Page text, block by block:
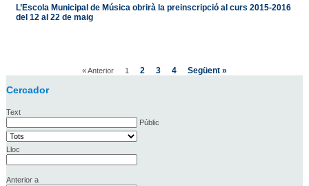
L’Escola Municipal de Música obrirà la preinscripció al curs 2015-2016
del 12 al 22 de maig
« Anterior 1 2 3 4 Següent »
Cercador
Text
Públic
Lloc
Anterior a